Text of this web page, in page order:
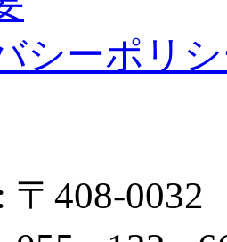
シーポリ
408-0032